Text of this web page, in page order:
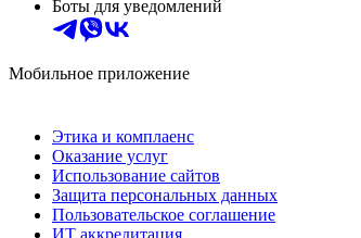
Боты для уведомлений
Мобильное приложение
Этика и комплаенс
Оказание услуг
Использование сайтов
Защита персональных данных
Пользовательское соглашение
ИТ аккредитация